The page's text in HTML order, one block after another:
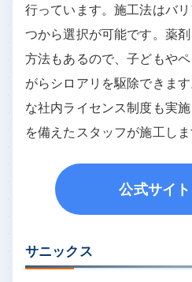
行っています。施工法はバ
つから選択が可能です。薬
方法もあるので、子どもや
がらシロアリを駆除できま
な社内ライセンス制度も実
を備えたスタッフが施工しま
公式サイ
サニックス